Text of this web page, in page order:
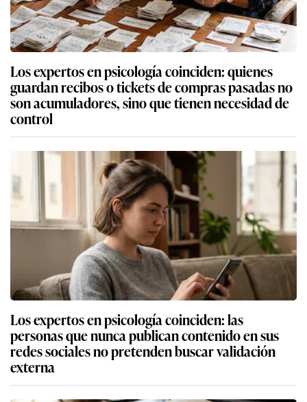
Los expertos en psicología coinciden: quienes
guardan recibos o tickets de compras pasadas no
son acumuladores, sino que tienen necesidad de
control
Los expertos en psicología coinciden: las
personas que nunca publican contenido en sus
redes sociales no pretenden buscar validación
externa